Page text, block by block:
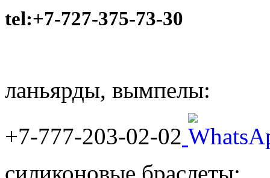
tel:+7-727-375-73-30
ланьярды, вымпелы:
+7-777-203-02-02
силиконовые браслеты: